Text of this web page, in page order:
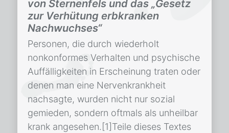
von Sternenfels und das „Gesetz
zur Verhütung erbkranken
Nachwuchses“
Personen, die durch wiederholt
nonkonformes Verhalten und psychische
Auffälligkeiten in Erscheinung traten oder
denen man eine Nervenkrankheit
nachsagte, wurden nicht nur sozial
gemieden, sondern oftmals als unheilbar
krank angesehen.[1]Teile dieses Textes